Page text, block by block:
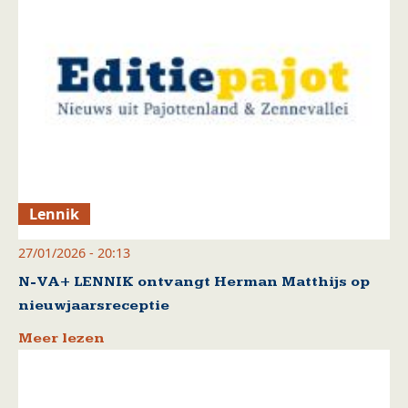
Lennik
27/01/2026 - 20:13
N-VA+ LENNIK ontvangt Herman Matthijs op
nieuwjaarsreceptie
Meer lezen